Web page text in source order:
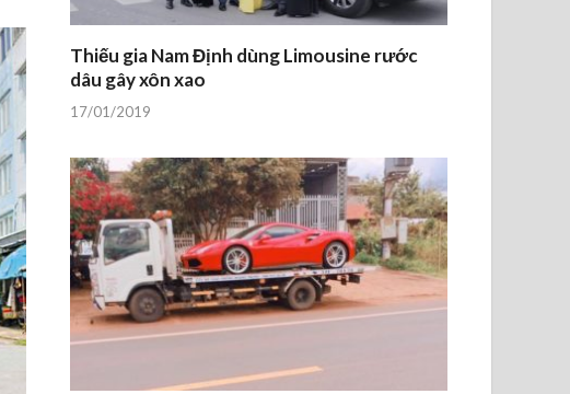
Thiếu gia Nam Định dùng Limousine rước
dâu gây xôn xao
17/01/2019